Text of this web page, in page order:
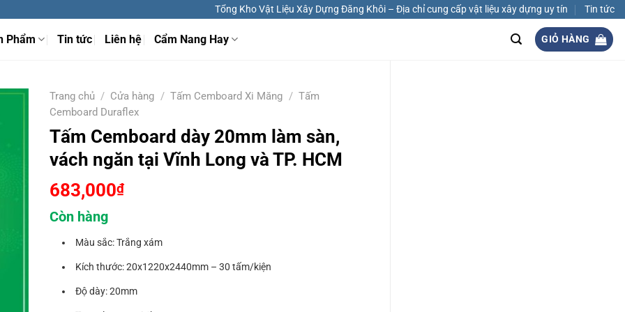
Tổng Kho Vật Liệu Xây Dựng Đăng Khôi – Địa chỉ cung cấp vật liệu xây dựng uy tín Tin tức
Phẩm Tin tức Liên hệ Cẩm Nang Hay GIỎ HÀNG
Trang chủ / Cửa hàng / Tấm Cemboard Xi Măng / Tấm
Cemboard Duraflex
Tấm Cemboard dày 20mm làm sàn,
vách ngăn tại Vĩnh Long và TP. HCM
683,000₫
Còn hàng
Màu sắc: Trắng xám
Kích thước: 20x1220x2440mm – 30 tấm/kiện
Độ dày: 20mm